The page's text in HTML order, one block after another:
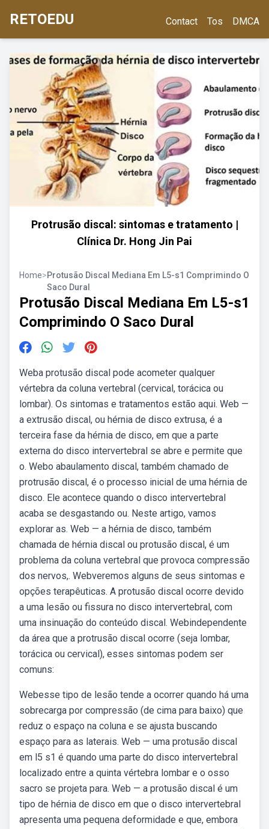
RETOEDU Contact Tos DMCA
Protrusão discal: sintomas e tratamento |
Clínica Dr. Hong Jin Pai
Home>Protusão Discal Mediana Em L5-s1 Comprimindo O
Saco Dural
Protusão Discal Mediana Em L5-s1
Comprimindo O Saco Dural
Weba protusão discal pode acometer qualquer
vértebra da coluna vertebral (cervical, torácica ou
lombar). Os sintomas e tratamentos estão aqui. Web —
a extrusão discal, ou hérnia de disco extrusa, é a
terceira fase da hérnia de disco, em que a parte
externa do disco intervertebral se abre e permite que
o. Webo abaulamento discal, também chamado de
protrusão discal, é o processo inicial de uma hérnia de
disco. Ele acontece quando o disco intervertebral
acaba se desgastando ou. Neste artigo, vamos
explorar as. Web — a hérnia de disco, também
chamada de hérnia discal ou protusão discal, é um
problema da coluna vertebral que provoca compressão
dos nervos,. Webveremos alguns de seus sintomas e
opções terapêuticas. A protusão discal ocorre devido
a uma lesão ou fissura no disco intervertebral, com
uma insinuação do conteúdo discal. Webindependente
da área que a protrusão discal ocorre (seja lombar,
torácica ou cervical), esses sintomas podem ser
comuns:
Webesse tipo de lesão tende a ocorrer quando há uma
sobrecarga por compressão (de cima para baixo) que
reduz o espaço na coluna e se ajusta buscando
espaço para as laterais. Web — uma protusão discal
em l5 s1 é quando uma parte do disco intervertebral
localizado entre a quinta vértebra lombar e o osso
sacro se projeta para. Web — a protusão discal é um
tipo de hérnia de disco em que o disco intervertebral
apresenta uma pequena deformidade e que, embora